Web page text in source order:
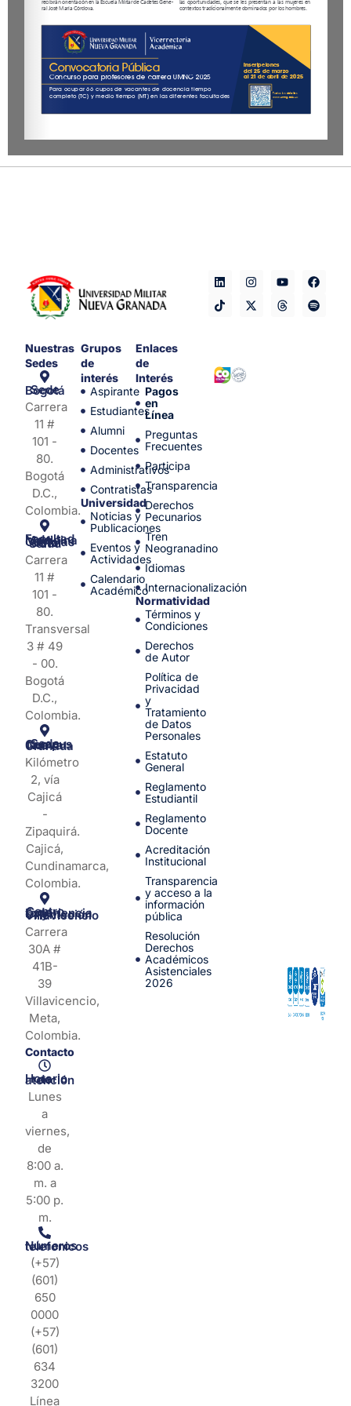
Nuestras
Sedes
Sede Bogotá
Carrera
11 #
101 -
80.
Bogotá
D.C.,
Colombia.
Facultad de Medicina y Ciencias de la Salud
Carrera
11 #
101 -
80.
Transversal
3 # 49
- 00.
Bogotá
D.C.,
Colombia.
Sede Campus Nueva Granada
Kilómetro
2, vía
Cajicá
-
Zipaquirá.
Cajicá,
Cundinamarca,
Colombia.
Centro de Experiencia y Orientación Villavicencio
Carrera
30A #
41B-
39
Villavicencio,
Meta,
Colombia.
Contacto
Horario de atención
Lunes
a
viernes,
de
8:00 a.
m. a
5:00 p.
m.
Números telefonicos
(+57)
(601)
650
0000
(+57)
(601)
634
3200
Línea
Grupos
de
interés
Aspirante
Estudiantes
Alumni
Docentes
Administrativos
Contratistas
Universidad
Noticias y
Publicaciones
Eventos y
Actividades
Calendario
Académico
Enlaces
de
Interés
Pagos
en
Línea
Preguntas
Frecuentes
Participa
Transparencia
Derechos
Pecunarios
Tren
Neogranadino
Idiomas
Internacionalización
Normatividad
Términos y
Condiciones
Derechos
de Autor
Política de
Privacidad
y
Tratamiento
de Datos
Personales
Estatuto
General
Reglamento
Estudiantil
Reglamento
Docente
Acreditación
Institucional
Transparencia
y acceso a la
información
pública
Resolución
Derechos
Académicos
Asistenciales
2026